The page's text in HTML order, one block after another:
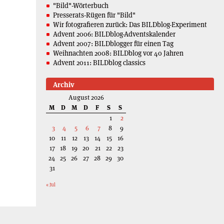
"Bild"-Wörterbuch
Presserats-Rügen für "Bild"
Wir fotografieren zurück: Das BILDblog-Experiment
Advent 2006: BILDblog-Adventskalender
Advent 2007: BILDblogger für einen Tag
Weihnachten 2008: BILDblog vor 40 Jahren
Advent 2011: BILDblog classics
Archiv
August 2026
M
D M D F S
S
1
2
3
4 5 6 7 8
9
10
11 12 13 14 15
16
17 18 19 20 21 22
23
24 25 26 27 28 29 30
31
« Jul